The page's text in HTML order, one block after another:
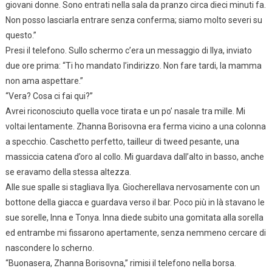
giovani donne. Sono entrati nella sala da pranzo circa dieci minuti fa.
Non posso lasciarla entrare senza conferma; siamo molto severi su
questo.”
Presi il telefono. Sullo schermo c’era un messaggio di Ilya, inviato
due ore prima: “Ti ho mandato l’indirizzo. Non fare tardi, la mamma
non ama aspettare.”
“Vera? Cosa ci fai qui?”
Avrei riconosciuto quella voce tirata e un po’ nasale tra mille. Mi
voltai lentamente. Zhanna Borisovna era ferma vicino a una colonna
a specchio. Caschetto perfetto, tailleur di tweed pesante, una
massiccia catena d’oro al collo. Mi guardava dall’alto in basso, anche
se eravamo della stessa altezza.
Alle sue spalle si stagliava Ilya. Giocherellava nervosamente con un
bottone della giacca e guardava verso il bar. Poco più in là stavano le
sue sorelle, Inna e Tonya. Inna diede subito una gomitata alla sorella
ed entrambe mi fissarono apertamente, senza nemmeno cercare di
nascondere lo scherno.
“Buonasera, Zhanna Borisovna,” rimisi il telefono nella borsa.